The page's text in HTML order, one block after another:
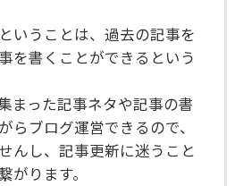
いうことは、過去の記事を
を書くことができるという
まった記事ネタや記事の書
らブログ運営できるので、
んし、記事更新に迷うこと
がります。